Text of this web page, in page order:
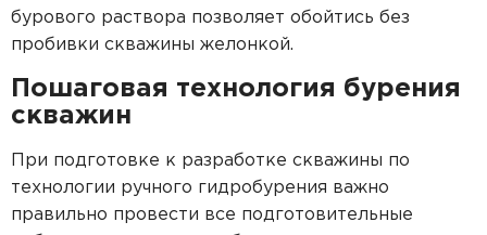
бурового раствора позволяет обойтись без
пробивки скважины желонкой.
Пошаговая технология бурения
скважин
При подготовке к разработке скважины по
технологии ручного гидробурения важно
правильно провести все подготовительные